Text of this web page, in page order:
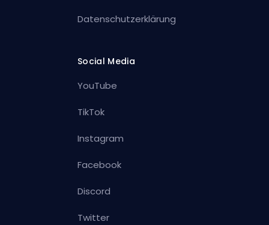
Datenschutzerklärung
Social Media
YouTube
TikTok
Instagram
Facebook
Discord
Twitter